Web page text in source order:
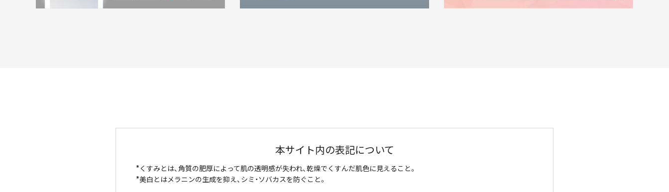
本サイト内の表記について
くすみとは、角質の肥厚によって肌の透明感が失われ、乾燥でくすんだ肌色に見えること。
美白とはメラニンの生成を抑え、シミ・ソバカスを防ぐこと。